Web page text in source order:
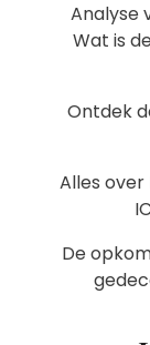
Analyse
Wat is
Ontdek
Alles over
De